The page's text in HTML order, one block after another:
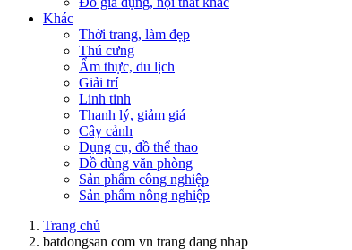
Khác
Thời trang, làm đẹp
Thú cưng
Ẩm thực, du lịch
Giải trí
Linh tinh
Thanh lý, giảm giá
Cây cảnh
Dụng cụ, đồ thể thao
Đồ dùng văn phòng
Sản phẩm công nghiệp
Sản phẩm nông nghiệp
Trang chủ
batdongsan com vn trang dang nhap